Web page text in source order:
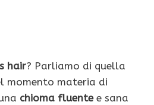
hair? Parliamo di quella
momento materia di
chioma fluentee sana